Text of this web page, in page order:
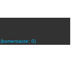
(komentarze: 0)